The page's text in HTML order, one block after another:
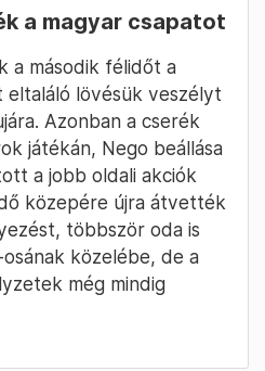
a magyar csapatot
a második félidőt a
lövésük veszélyt
Azonban a cserék
játékán, Nego beállása
a jobb oldali akciók
közepére újra átvették
többször oda is
közelébe, de a
még mindig